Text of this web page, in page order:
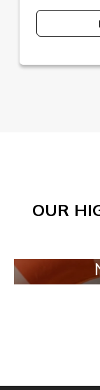
OUR
NEW IN